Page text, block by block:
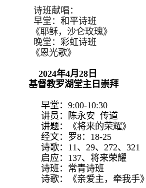
诗班献唱：
早堂：和平诗班
《耶稣，沙仑玫瑰》
晚堂：彩虹诗班
《恩光歌》
2024年4月28日
基督教罗湖堂主日崇拜
早堂：9:00-10:30
讲员：陈永安 传道
讲题：《将来的荣耀》
经文：罗8：18-25
诗歌：11、29、272、321
启应：137、将来荣耀
诗班：常青诗班
诗歌：《亲爱主，牵我手》